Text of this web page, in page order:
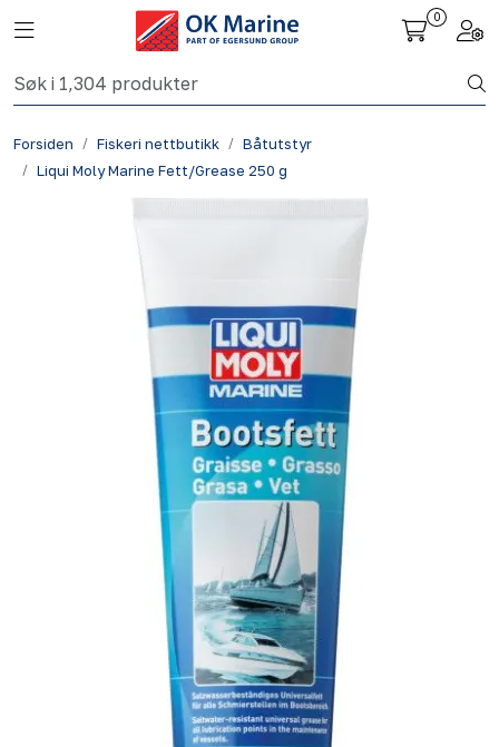
Skip to main content
Toggle navigation
0
Forsiden Fiskeri nettbutikk
Båtutstyr
Liqui Moly Marine Fett/Grease 250 g
Fiskeri nettbutikk
Havbruk